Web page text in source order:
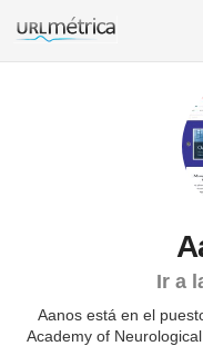
Ir a
Aanos está en el
Academy of